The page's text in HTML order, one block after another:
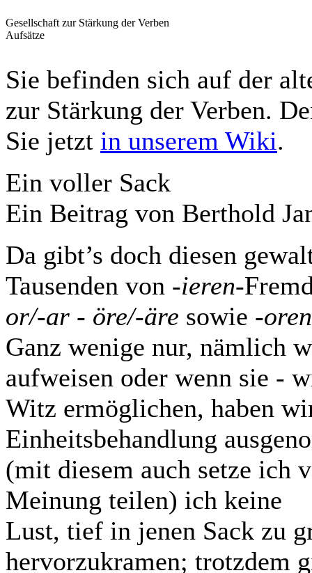
Gesellschaft zur Stärkung der Verben
Aufsätze
Sie befinden sich auf der
zur Stärkung der Verben.
Sie jetzt in unserem Wiki.
Ein voller Sack
Ein Beitrag von Berthold
Da gibt’s doch diesen
Tausenden von -ieren-
or/-ar - öre/-äre sowie -oren
Ganz wenige nur, nämlich
aufweisen oder wenn sie -
Witz ermöglichen, haben
Einheitsbehandlung
(mit diesem auch setze ich
Meinung teilen) ich keine
Lust, tief in jenen Sack zu
hervorzukramen; trotzdem